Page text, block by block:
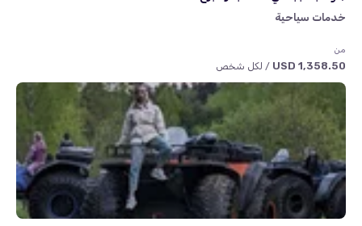
خدمات سياحية
من
1,358.50 USD / لكل شخص